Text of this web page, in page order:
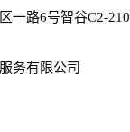
一路6号智谷C2-210
务有限公司